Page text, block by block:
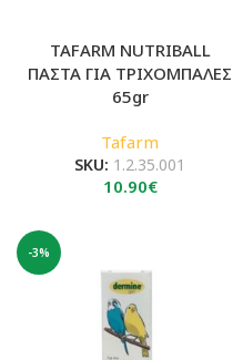
TAFARM NUTRIBALL
ΠΑΣΤΑ ΓΙΑ ΤΡΙΧΟΜΠΑΛΕΣ
65gr
Tafarm
SKU: 1.2.35.001
10.90€
-3%